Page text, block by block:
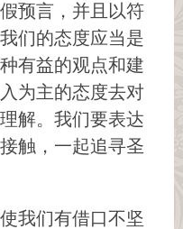
预言，并且以符
们的态度应当是
有益的观点和建
为主的态度去对
解。我们要表达
触，一起追寻圣
我们有借口不坚